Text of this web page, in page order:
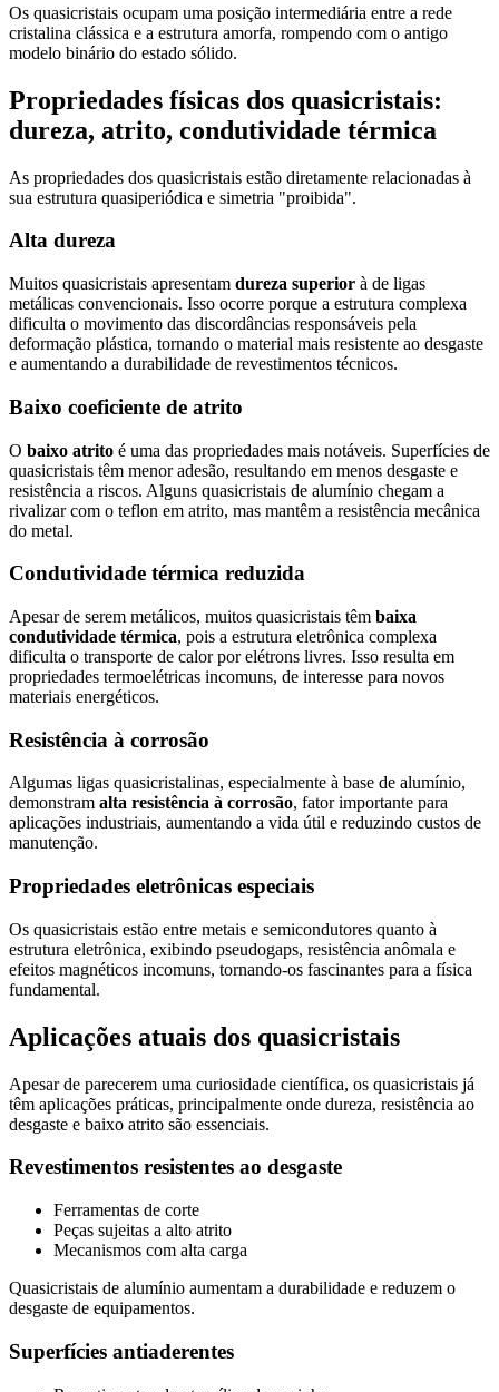
Os quasicristais ocupam uma posição intermediária entre a rede
cristalina clássica e a estrutura amorfa, rompendo com o antigo
modelo binário do estado sólido.
Propriedades físicas dos quasicristais:
dureza, atrito, condutividade térmica
As propriedades dos quasicristais estão diretamente relacionadas à
sua estrutura quasiperiódica e simetria "proibida".
Alta dureza
Muitos quasicristais apresentam dureza superior à de ligas
metálicas convencionais. Isso ocorre porque a estrutura complexa
dificulta o movimento das discordâncias responsáveis pela
deformação plástica, tornando o material mais resistente ao desgaste
e aumentando a durabilidade de revestimentos técnicos.
Baixo coeficiente de atrito
O baixo atrito é uma das propriedades mais notáveis. Superfícies de
quasicristais têm menor adesão, resultando em menos desgaste e
resistência a riscos. Alguns quasicristais de alumínio chegam a
rivalizar com o teflon em atrito, mas mantêm a resistência mecânica
do metal.
Condutividade térmica reduzida
Apesar de serem metálicos, muitos quasicristais têm baixa
condutividade térmica, pois a estrutura eletrônica complexa
dificulta o transporte de calor por elétrons livres. Isso resulta em
propriedades termoelétricas incomuns, de interesse para novos
materiais energéticos.
Resistência à corrosão
Algumas ligas quasicristalinas, especialmente à base de alumínio,
demonstram alta resistência à corrosão, fator importante para
aplicações industriais, aumentando a vida útil e reduzindo custos de
manutenção.
Propriedades eletrônicas especiais
Os quasicristais estão entre metais e semicondutores quanto à
estrutura eletrônica, exibindo pseudogaps, resistência anômala e
efeitos magnéticos incomuns, tornando-os fascinantes para a física
fundamental.
Aplicações atuais dos quasicristais
Apesar de parecerem uma curiosidade científica, os quasicristais já
têm aplicações práticas, principalmente onde dureza, resistência ao
desgaste e baixo atrito são essenciais.
Revestimentos resistentes ao desgaste
Ferramentas de corte
Peças sujeitas a alto atrito
Mecanismos com alta carga
Quasicristais de alumínio aumentam a durabilidade e reduzem o
desgaste de equipamentos.
Superfícies antiaderentes